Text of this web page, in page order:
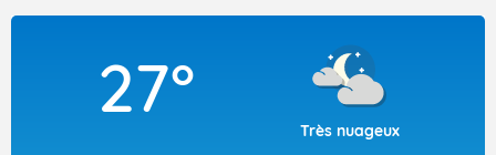
27°
Très nuageux